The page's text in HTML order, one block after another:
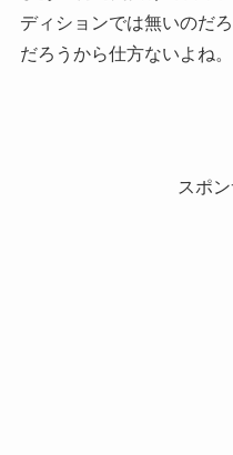
ディションでは無いのだ
だろうから仕方ないよね。
スポ